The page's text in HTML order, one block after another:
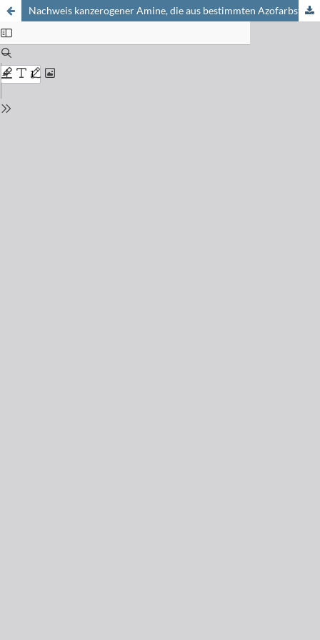
Nachweis kanzerogener Amine, die aus bestimmten Azofarbstoffen freigesetzt werden können